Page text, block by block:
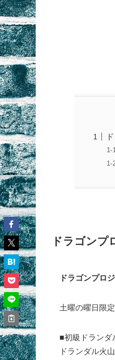
ドラゴンプ
ドラゴンプロ
土曜の曜日限
■初級ドランダ
ドランダル火